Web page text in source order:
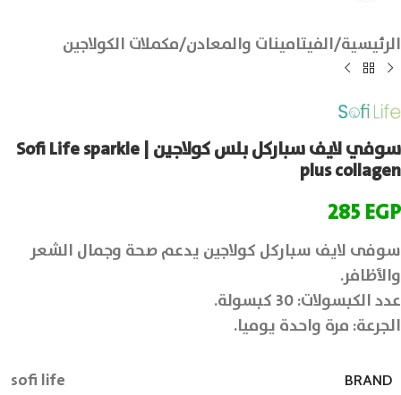
الرئيسية/الفيتامينات والمعادن/مكملات الكولاجين
سوفي لايف سباركل بلس كولاجين | Sofi Life sparkle
plus collagen
285EGP
سوفى لايف سباركل كولاجين يدعم صحة وجمال الشعر
والأظافر.
عدد الكبسولات: 30 كبسولة.
الجرعة: مرة واحدة يوميا.
BRAND
sofi life